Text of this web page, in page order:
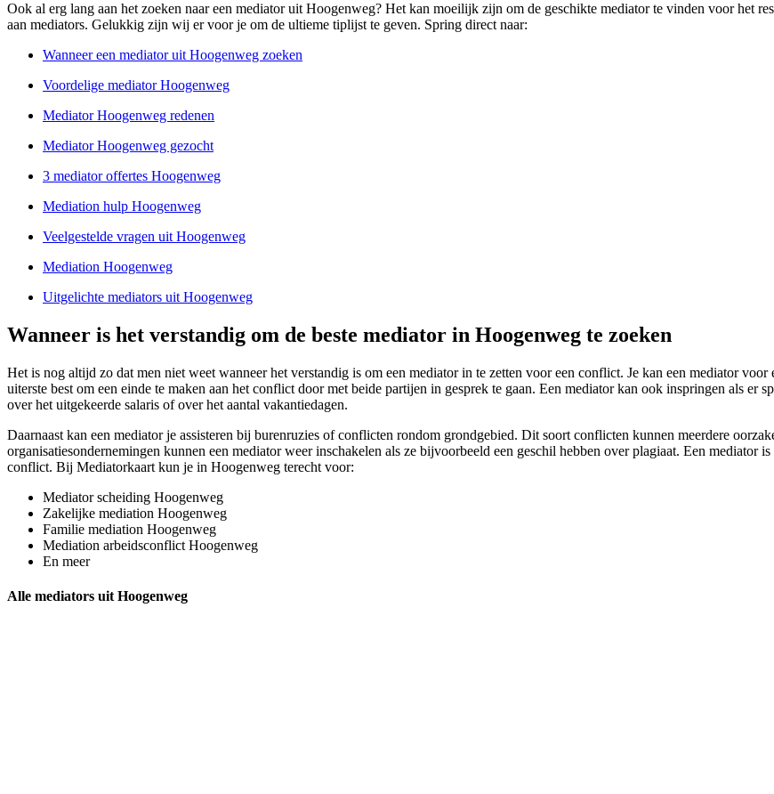
Ook al erg lang aan het zoeken naar een mediator uit Hoogenweg? Het kan moeilijk zijn om de geschikte mediator te vinden voor het
aan mediators. Gelukkig zijn wij er voor je om de ultieme tiplijst te geven. Spring direct naar:
Wanneer een mediator uit Hoogenweg zoeken
Voordelige mediator Hoogenweg
Mediator Hoogenweg redenen
Mediator Hoogenweg gezocht
3 mediator offertes Hoogenweg
Mediation hulp Hoogenweg
Veelgestelde vragen uit Hoogenweg
Mediation Hoogenweg
Uitgelichte mediators uit Hoogenweg
Wanneer is het verstandig om de beste mediator in Hoogenweg te zoeken
Het is nog altijd zo dat men niet weet wanneer het verstandig is om een mediator in te zetten voor een conflict. Je kan een mediator
uiterste best om een einde te maken aan het conflict door met beide partijen in gesprek te gaan. Een mediator kan ook inspringen als
over het uitgekeerde salaris of over het aantal vakantiedagen.
Daarnaast kan een mediator je assisteren bij burenruzies of conflicten rondom grondgebied. Dit soort conflicten kunnen meerdere
organisatiesondernemingen kunnen een mediator weer inschakelen als ze bijvoorbeeld een geschil hebben over plagiaat. Een
conflict. Bij Mediatorkaart kun je in Hoogenweg terecht voor:
Mediator scheiding Hoogenweg
Zakelijke mediation Hoogenweg
Familie mediation Hoogenweg
Mediation arbeidsconflict Hoogenweg
En meer
Alle mediators uit Hoogenweg